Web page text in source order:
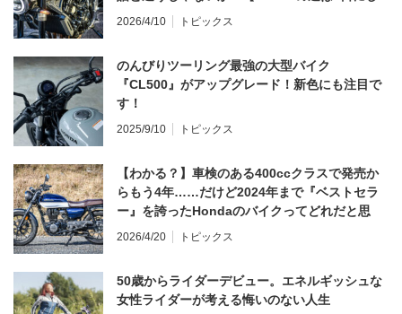
てならず／CB1000F ①第一印象 編】
2026/4/10 トピックス
のんびりツーリング最強の大型バイク
『CL500』がアップグレード！新色にも注目で
す！
2025/9/10 トピックス
【わかる？】車検のある400ccクラスで発売か
らもう4年……だけど2024年まで『ベストセラ
ー』を誇ったHondaのバイクってどれだと思
う？
2026/4/20 トピックス
50歳からライダーデビュー。エネルギッシュな
女性ライダーが考える悔いのない人生